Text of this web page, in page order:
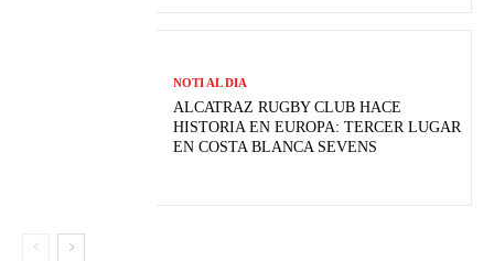
NOTI AL DIA
ALCATRAZ RUGBY CLUB HACE
HISTORIA EN EUROPA: TERCER LUGAR
EN COSTA BLANCA SEVENS